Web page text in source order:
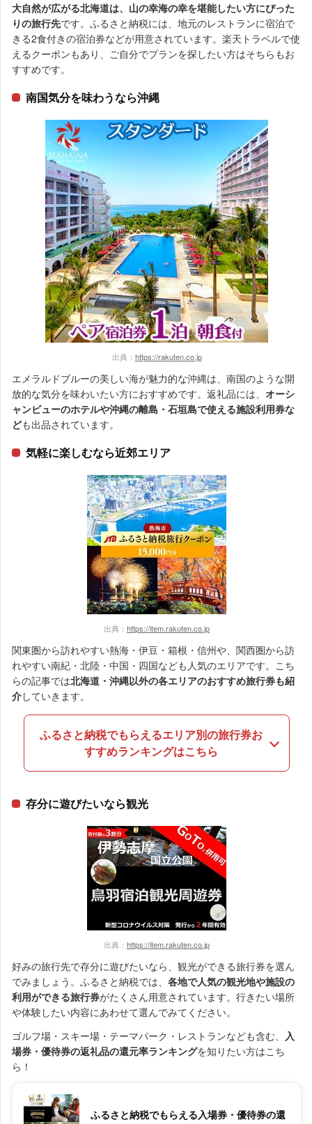
大自然が広がる北海道は、山の幸海の幸を堪能したい方にぴった
りの旅行先です。ふるさと納税には、地元のレストランに宿泊で
きる2食付きの宿泊券などが用意されています。楽天トラベルで使
えるクーポンもあり、ご自分でプランを探したい方はそちらもお
すすめです。
南国気分を味わうなら沖縄
出典： https://rakuten.co.jp
エメラルドブルーの美しい海が魅力的な沖縄は、南国のような開
放的な気分を味わいたい方におすすめです。返礼品には、 オーシ
ャンビューのホテルや沖縄の離島・石垣島で使える施設利用券な
ども出品されています。
気軽に楽しむなら近郊エリア
出典： https://item.rakuten.co.jp
関東圏から訪れやすい熱海・伊豆・箱根・信州や、関西圏から訪
れやすい南紀・北陸・中国・四国なども人気のエリアです。こち
らの記事では北海道・沖縄以外の各エリアのおすすめ旅行券も紹
介していきます。
ふるさと納税でもらえるエリア別の旅行券お
すすめランキングはこちら
存分に遊びたいなら観光
出典： https://item.rakuten.co.jp
好みの旅行先で存分に遊びたいなら、観光ができる旅行券を選ん
でみましょう。ふるさと納税では、 各地で人気の観光地や施設の
利用ができる旅行券がたくさん用意されています。行きたい場所
や体験したい内容にあわせて選んでみてください。
ゴルフ場・スキー場・テーマパーク・レストランなども含む、 入
場券・優待券の返礼品の還元率ランキングを知りたい方はこち
ら！
ふるさと納税でもらえる入場券・優待券の還